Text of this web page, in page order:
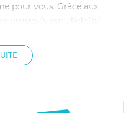
pour vous. Grâce aux
proposés par allobébé,
Chicco ou Bébé
qui donnent envie.
côté, grâce à l´utilisation